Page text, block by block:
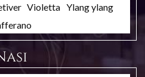
Violetta Ylang ylang